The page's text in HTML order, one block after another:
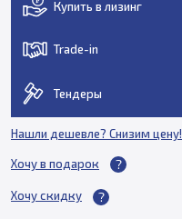
Купить в лизинг
Trade-in
Тендеры
Нашли дешевле? Снизим цену!
Хочу в подарок
Хочу скидку